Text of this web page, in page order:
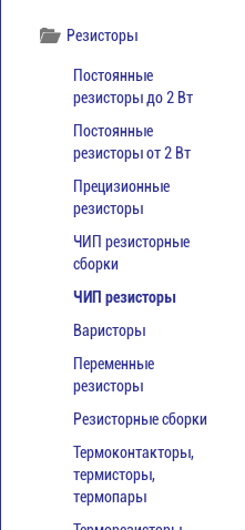
Резисторы
Постоянные
резисторы до 2 Вт
Постоянные
резисторы от 2 Вт
Прецизионные
резисторы
ЧИП резисторные
сборки
ЧИП резисторы
Варисторы
Переменные
резисторы
Резисторные сборки
Термоконтакторы,
термисторы,
термопары